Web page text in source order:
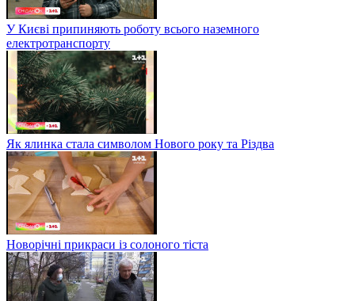
У Києві припиняють роботу всього наземного
електротранспорту
Як ялинка стала символом Нового року та Різдва
Новорічні прикраси із солоного тіста